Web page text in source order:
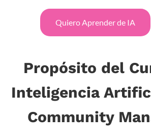
Quiero Aprender de IA
Propósito del
Inteligencia
Community